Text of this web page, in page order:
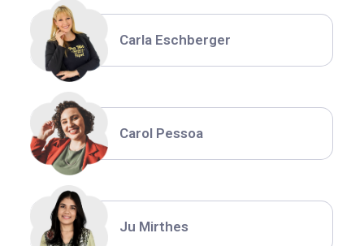
Carla Eschberger
Carol Pessoa
Ju Mirthes